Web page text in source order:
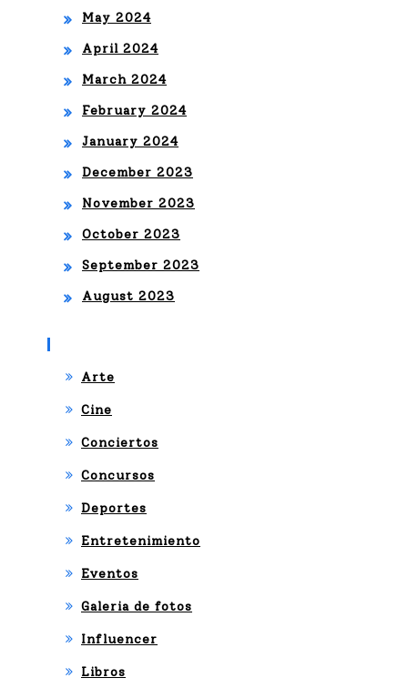
May 2024
April 2024
March 2024
February 2024
January 2024
December 2023
November 2023
October 2023
September 2023
August 2023
Arte
Cine
Conciertos
Concursos
Deportes
Entretenimiento
Eventos
Galeria de fotos
Influencer
Libros